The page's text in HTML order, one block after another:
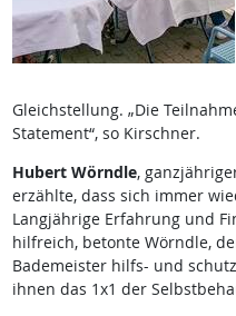
Gleichstellung. „Die
Statement“, so Kirschner.
Hubert Wörndle,
erzählte, dass sich immer
Langjährige Erfahrung und
hilfreich, betonte Wörndle,
Bademeister hilfs- und
ihnen das 1x1 der